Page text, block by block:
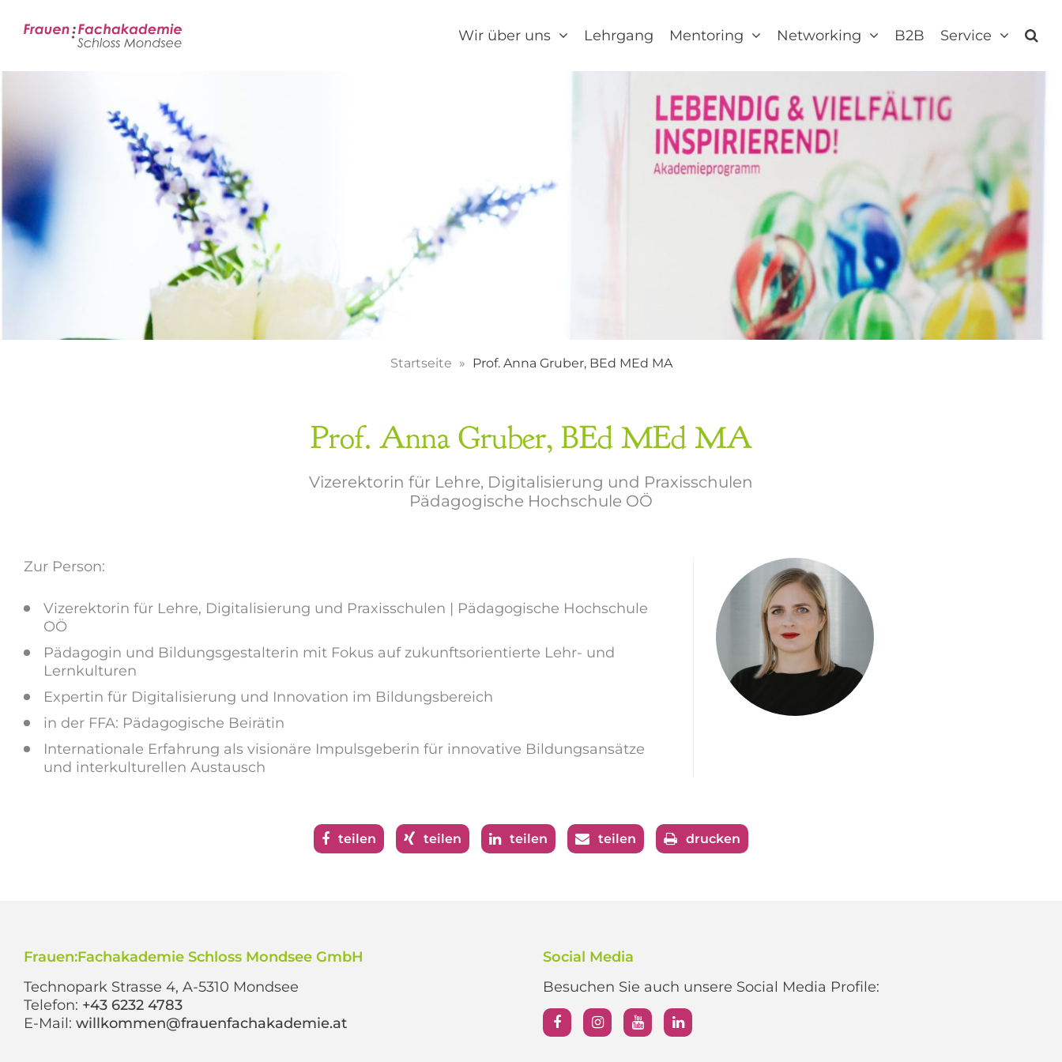
Wir über uns Lehrgang Mentoring Networking B2B Service
Startseite Prof. Anna Gruber, BEd MEd MA
Prof. Anna Gruber, BEd MEd MA
Vizerektorin für Lehre, Digitalisierung und Praxisschulen
Pädagogische Hochschule OÖ
Zur Person:
Vizerektorin für Lehre, Digitalisierung und Praxisschulen | Pädagogische Hochschule
OÖ
Pädagogin und Bildungsgestalterin mit Fokus auf zukunftsorientierte Lehr- und
Lernkulturen
Expertin für Digitalisierung und Innovation im Bildungsbereich
in der FFA: Pädagogische Beirätin
Internationale Erfahrung als visionäre Impulsgeberin für innovative Bildungsansätze
und interkulturellen Austausch
teilen teilen teilen teilen drucken
Frauen:Fachakademie Schloss Mondsee GmbH
Technopark Strasse 4, A-5310 Mondsee
Telefon: +43 6232 4783
E-Mail: willkommen@frauenfachakademie.at
Social Media
Besuchen Sie auch unsere Social Media Profile: